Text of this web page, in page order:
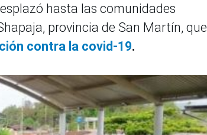
hasta las comunidades
provincia de San Martín, que
contra la covid-19.